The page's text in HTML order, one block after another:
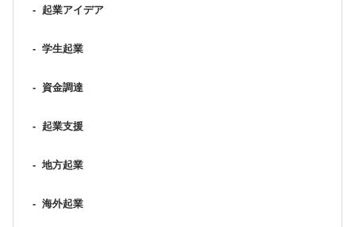
- 起業アイデア
- 学生起業
- 資金調達
- 起業支援
- 地方起業
- 海外起業